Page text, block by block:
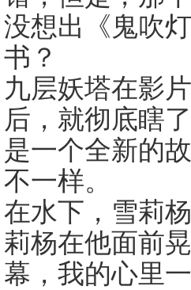
没想出《鬼吹
书？
九层妖塔在影
后，就彻底瞎
是一个全新的
不一样。
在水下，雪莉
莉杨在他面前
幕，我的心里